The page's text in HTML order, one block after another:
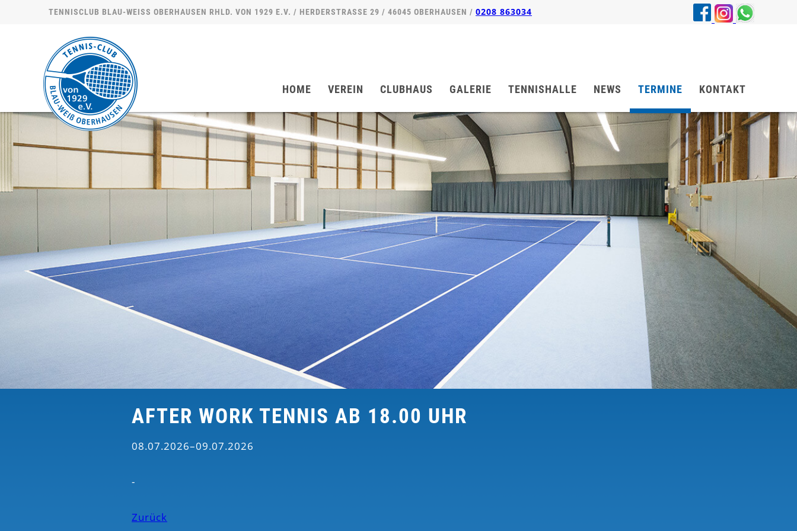
TENNISCLUB BLAU-WEISS OBERHAUSEN RHLD. VON 1929 E.V. / HERDERSTRASSE 29 / 46045 OBERHAUSEN / 0208 863034
überspringen
HOME VEREIN CLUBHAUS GALERIE TENNISHALLE NEWS TERMINE KONTAKT
AFTER WORK TENNIS AB 18.00 UHR
08.07.2026–09.07.2026
-
Zurück